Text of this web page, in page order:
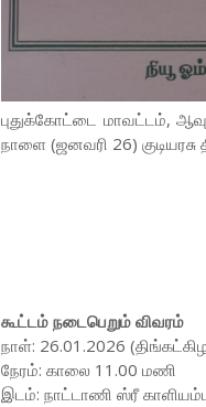
புதுக்கோட்டை மாவட்டம்,
நாளை (ஜனவரி 26)
கூட்டம் நடைபெறும் விவரம்
நாள்: 26.01.2026
நேரம்: காலை 11.00 மணி
இடம்: நாட்டாணி ஸ்ரீ